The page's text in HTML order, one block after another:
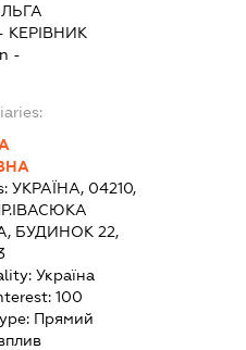
КЕРІВНИК
-
УКРАЇНА, 04210,
БУДИНОК 22,
Україна
100
Прямий